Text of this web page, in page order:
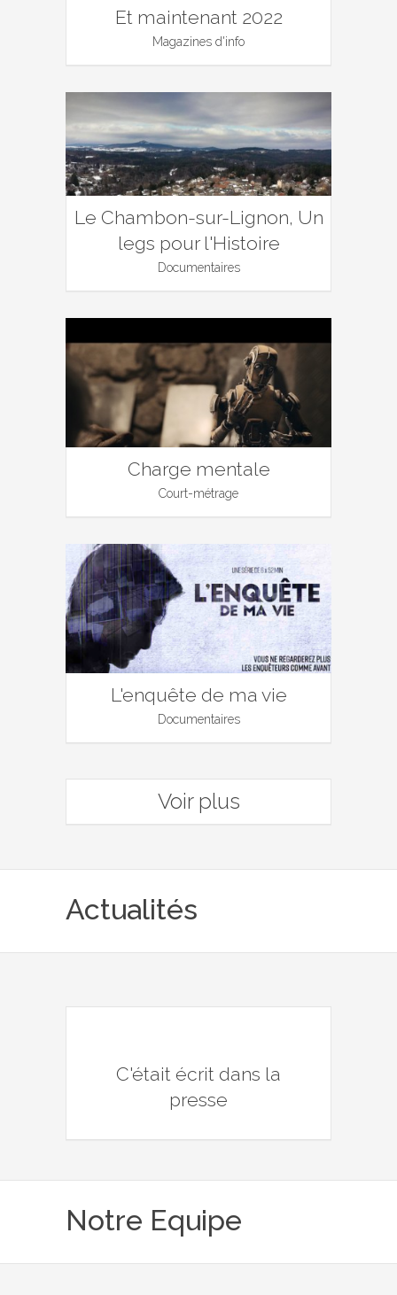
Et maintenant 2022
Magazines d'info
Le Chambon-sur-Lignon, Un
legs pour l'Histoire
Documentaires
Charge mentale
Court-métrage
L'enquête de ma vie
Documentaires
Voir plus
Actualités
C'était écrit dans la
presse
Notre Equipe